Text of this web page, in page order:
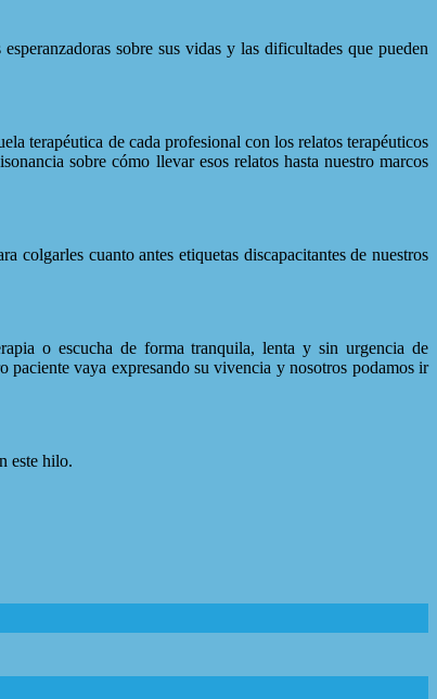
sobre sus vidas y las dificultades que pueden
terapéutica de cada profesional con los relatos terapéuticos
sobre cómo llevar esos relatos hasta nuestro marcos
colgarles cuanto antes etiquetas discapacitantes de nuestros
o escucha de forma tranquila, lenta y sin urgencia de
vaya expresando su vivencia y nosotros podamos ir
este hilo.